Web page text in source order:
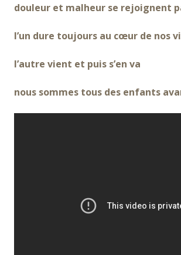
douleur et malheur se rejoignent
l’un dure toujours au cœur de nos
l’autre vient et puis s’en va
nous sommes tous des enfants